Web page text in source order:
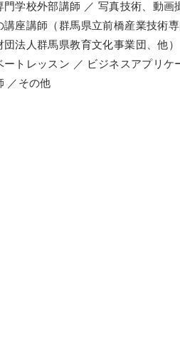
門学校外部講師 ／ 写真技術、動画
講座講師（群馬県立前橋産業技術
団法人群馬県教育文化事業団、他
ートレッスン ／ ビジネスアプリケ
／その他